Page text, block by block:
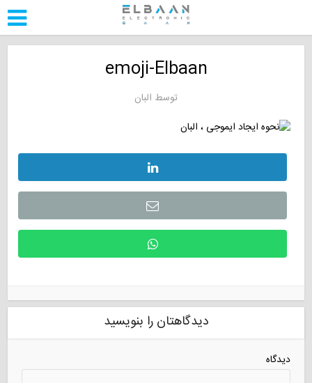
emoji-Elbaan
توسط البان
دیدگاهتان را بنویسید
دیدگاه